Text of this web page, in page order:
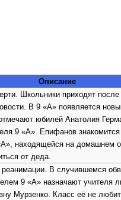
Описание
Школьники приходят после
В 9 «А» появляется
юбилей Анатолия
9 «А». Епифанов
находящейся на домашнем
от деда.
реанимации. В случившемся
9 «А» назначают учителя
Мурзенко. Класс её не